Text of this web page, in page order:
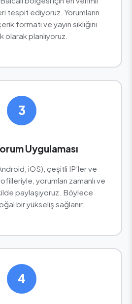
tespit ediyoruz. Yorumların
formatı ve yayın sıklığını
olarak planlıyoruz.
3
Uygulaması
iOS), çeşitli IP’ler ve
yorumları zamanlı ve
paylaşıyoruz. Böylece
bir yükseliş sağlanır.
4